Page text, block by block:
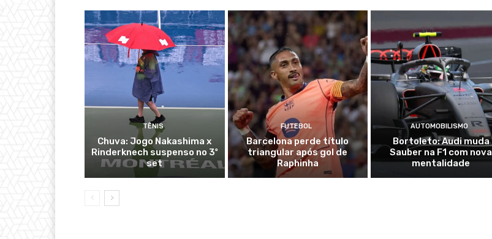
TÊNIS
Chuva: Jogo Nakashima x
Rinderknech suspenso no 3º
set
FUTEBOL
Barcelona perde título
triangular após gol de
Raphinha
AUTOMOBILISMO
Bortoleto: Audi muda
Sauber na F1 com nova
mentalidade